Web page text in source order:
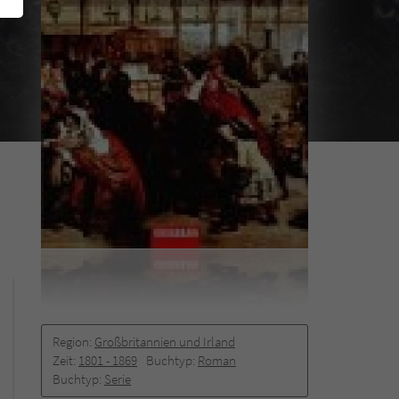
Region: Großbritannien und Irland
Zeit: 1801 -­ 1869 Buchtyp: Roman
Buchtyp: Serie